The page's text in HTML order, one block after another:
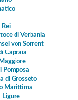
Rei
di Verbania
von Sorrent
Capraia
Pomposa
di Grosseto
Marittima
Ligure